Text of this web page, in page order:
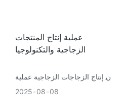
مفصل لمساعدتك في التنقل خلال
عملية إنتاج المنتجات
الزجاجية والتكنولوجيا
إن إنتاج الزجاجات الزجاجية عملية
صناعية معقدة ومتطورة، وتتضمن
2025 08 08